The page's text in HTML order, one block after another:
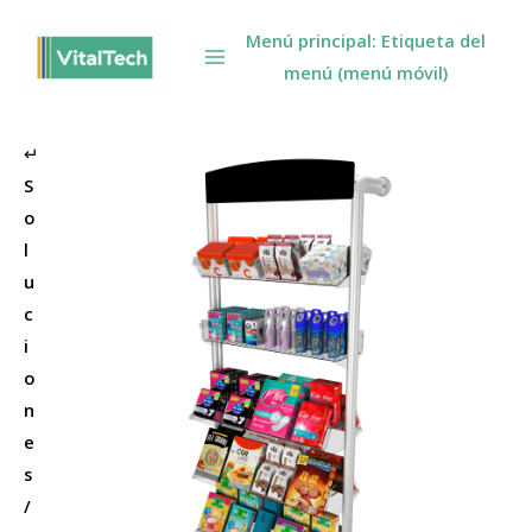
contenido
Menú principal: Etiqueta del
menú (menú móvil)
↵
S
o
l
u
c
i
o
n
e
s
/